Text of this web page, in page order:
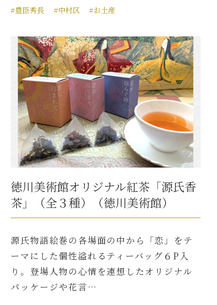
#豊臣秀長 #中村区 #お土産
徳川美術館オリジナル紅茶「源氏香
茶」（全３種）（徳川美術館）
源氏物語絵巻の各場面の中から「恋」をテ
ーマにした個性溢れるティーバッグ６P入
り。登場人物の心情を連想したオリジナル
パッケージや花言…